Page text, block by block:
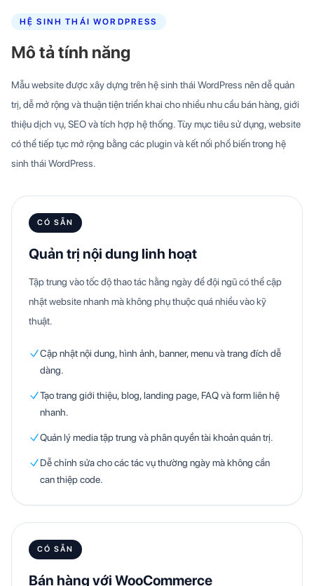
HỆ SINH THÁI WORDPRESS
Mô tả tính năng
Mẫu website được xây dựng trên hệ sinh thái WordPress nên dễ quản
trị, dễ mở rộng và thuận tiện triển khai cho nhiều nhu cầu bán hàng, giới
thiệu dịch vụ, SEO và tích hợp hệ thống. Tùy mục tiêu sử dụng, website
có thể tiếp tục mở rộng bằng các plugin và kết nối phổ biến trong hệ
sinh thái WordPress.
CÓ SẴN
Quản trị nội dung linh hoạt
Tập trung vào tốc độ thao tác hằng ngày để đội ngũ có thể cập
nhật website nhanh mà không phụ thuộc quá nhiều vào kỹ
thuật.
Cập nhật nội dung, hình ảnh, banner, menu và trang đích dễ
dàng.
Tạo trang giới thiệu, blog, landing page, FAQ và form liên hệ
nhanh.
Quản lý media tập trung và phân quyền tài khoản quản trị.
Dễ chỉnh sửa cho các tác vụ thường ngày mà không cần
can thiệp code.
CÓ SẴN
Bán hàng với WooCommerce